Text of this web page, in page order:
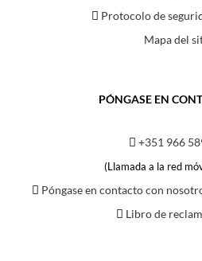
Protocolo de
Mapa del
PÓNGASE EN
+351 966
(Llamada a la red
Póngase en contacto con
Libro de